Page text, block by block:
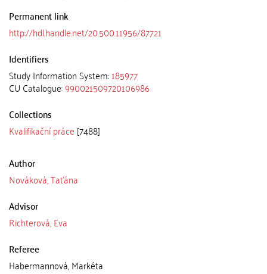
Permanent link
http://hdl.handle.net/20.500.11956/87721
Identifiers
Study Information System:185977
CU Catalogue:990021509720106986
Collections
Kvalifikační práce [7488]
Author
Nováková, Taťána
Advisor
Richterová, Eva
Referee
Habermannová, Markéta